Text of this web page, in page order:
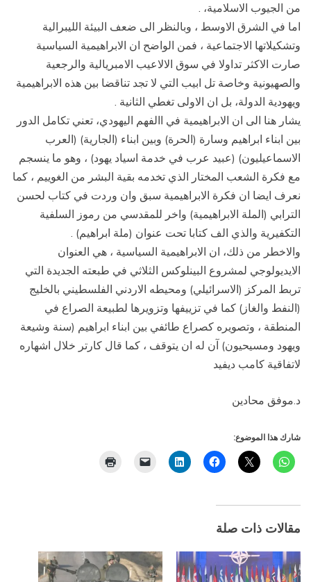
من الجيوب الاسلامية، .
اما في الشرق الاوسط ، وبالنظر الى ضعف البيئة الليبرالية
وتشكيلاتها الاجتماعية ، فمن الواضح ان الابراهيمية السياسية
صارت الاكثر تداولا في سوق الالاعيب الامبريالية والرجعية
والصهيونية وخاصة تل ابيب التي لا تجد تناقضا بين هذه الابراهيمية
ويهودية الدولة، بل ان الاولى تغطي الثانية .
يشار هنا الى ان الابراهيمية في االفهم اليهودي، تعني تكامل الدور
بين ابناء ابراهيم وسارة (الحرة) وبين ابناء (الجارية) (العرب
الاسماعيليون) (عبيد عرب في خدمة اسياد يهود) ، وهو ما ينسجم
مع فكرة الشعب المختار الذي تخدمه بقية البشر من الغوييم ، كما
نعرف ايضا ان فكرة الابراهيمية سبق وان وردت في كتاب لحسن
الترابي (الملة الابراهيمية) واخر للمقدسي من رموز السلفية
التكفيرية والذي الف كتابا تحت عنوان (ملة ابراهيم) .
والاخطر من ذلك، ان الابراهيمية السياسية ، هي العنوان
الايديولوجي لمشروع البينلوكس الثلاثي في طبعته الجديدة التي
تربط المركز (الاسرائيلي) ومحيطه الاردني الفلسطيني بالخليج
(النفط والغاز) كما في تزييفها وتزويرها لطبيعة الصراع في
المنطقة ، وتصويره كصراع طائفي بين ابناء ابراهيم (سنة وشيعة
ويهود ومسيحيون) آن له ان يتوقف ، كما قال كارتر خلال اشهاره
لاتفاقية كامب ديفيد
د.موفق محادين
شارك هذا الموضوع:
مقالات ذات صلة